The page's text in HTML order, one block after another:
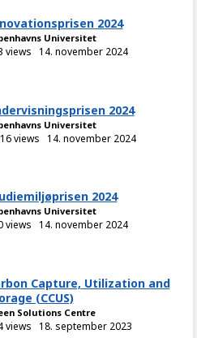
2024
Universitet
views 14. november 2024
2024
Universitet
views 14. november 2024
2024
Universitet
views 14. november 2024
Capture, Utilization and
(CCUS)
Solutions Centre
views 18. september 2023